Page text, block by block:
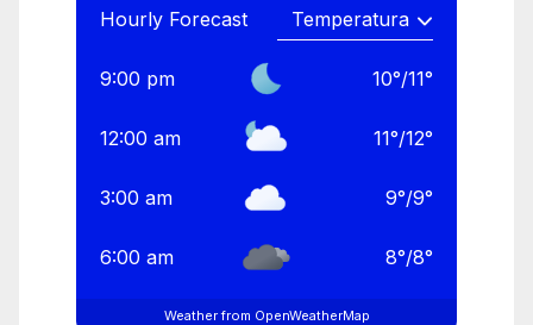
Hourly Forecast
9:00 pm 10°/11°
12:00 am 11°/12°
3:00 am 9°/9°
6:00 am 8°/8°
Weather from OpenWeatherMap